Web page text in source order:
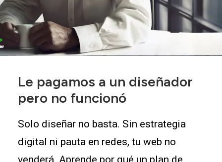
Le pagamos a un diseñador
pero no funcionó
Solo diseñar no basta. Sin estrategia
digital ni pauta en redes, tu web no
venderá. Aprende por qué un plan de